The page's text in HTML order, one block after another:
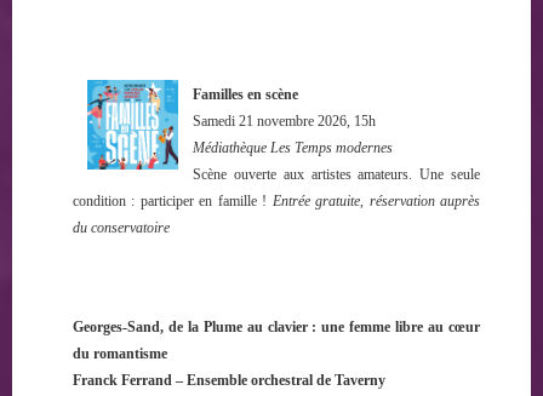
Familles en scène
Samedi 21 novembre 2026, 15h
Médiathèque Les Temps modernes
Scène ouverte aux artistes amateurs. Une seule
condition : participer en famille ! Entrée gratuite, réservation auprès
du conservatoire
Georges-Sand, de la Plume au clavier : une femme libre au cœur
du romantisme
Franck Ferrand – Ensemble orchestral de Taverny